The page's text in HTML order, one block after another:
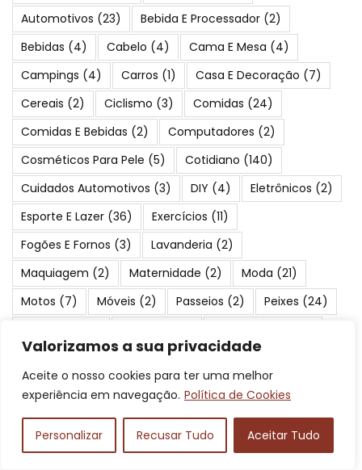
Valorizamos a sua privacidade
Aceite o nosso cookies para ter uma melhor
experiência em navegação. Política de Cookies
Personalizar Recusar Tudo Aceitar Tudo
Automotivos (23) Bebida E Processador (2)
Bebidas (4) Cabelo (4) Cama E Mesa (4)
Campings (4) Carros (1) Casa E Decoração (7)
Cereais (2) Ciclismo (3) Comidas (24)
Comidas E Bebidas (2) Computadores (2)
Cosméticos Para Pele (5) Cotidiano (140)
Cuidados Automotivos (3) DIY (4) Eletrônicos (2)
Esporte E Lazer (36) Exercícios (11)
Fogões E Fornos (3) Lavanderia (2)
Maquiagem (2) Maternidade (2) Moda (21)
Motos (7) Móveis (2) Passeios (2) Peixes (24)
Produtos Para Cães
Proteção E Segurança
(2) Saúde E Beleza(4)
Serviços(19) Suplementos(3) Turismo(84)
Viagens(41) Áudio(3)